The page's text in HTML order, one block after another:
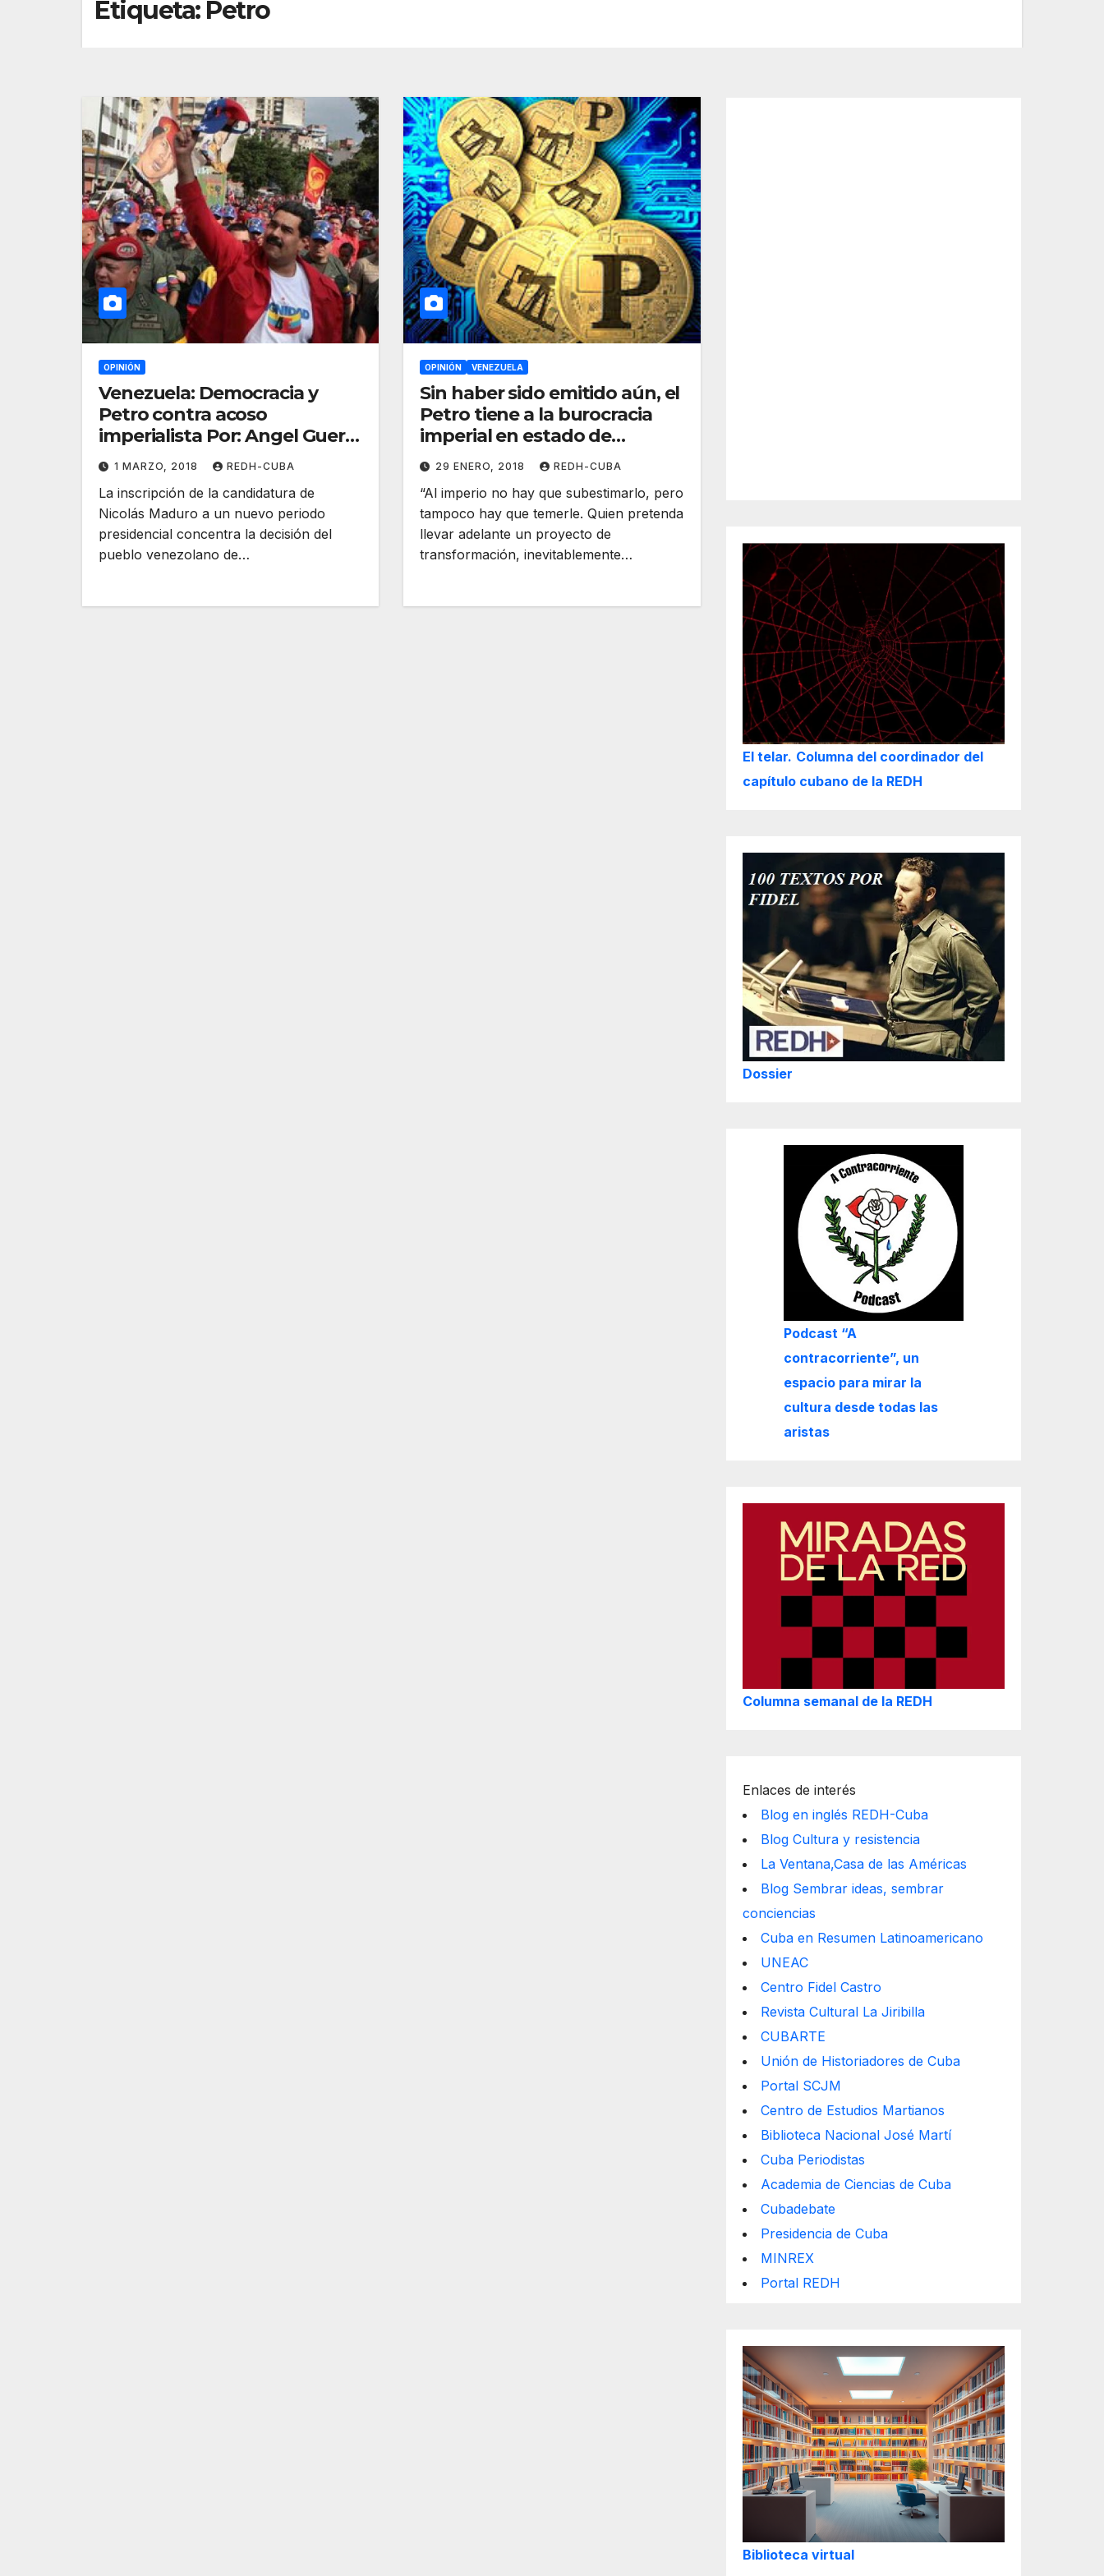
Etiqueta: Petro
OPINIÓN
Venezuela: Democracia y
Petro contra acoso
imperialista Por: Angel Guerra
Cabrera
1 MARZO, 2018 REDH-CUBA
La inscripción de la candidatura de
Nicolás Maduro a un nuevo periodo
presidencial concentra la decisión del
pueblo venezolano de…
OPINIÓN VENEZUELA
Sin haber sido emitido aún, el
Petro tiene a la burocracia
imperial en estado de
desesperación. Por Carlos E.
Lippo
29 ENERO, 2018 REDH-CUBA
“Al imperio no hay que subestimarlo, pero
tampoco hay que temerle. Quien pretenda
llevar adelante un proyecto de
transformación, inevitablemente…
El telar. Columna del coordinador del
capítulo cubano de la REDH
Dossier
Podcast “A
contracorriente”, un
espacio para mirar la
cultura desde todas las
aristas
Columna semanal de la REDH
Enlaces de interés
Blog en inglés REDH-Cuba
Blog Cultura y resistencia
La Ventana,Casa de las Américas
Blog Sembrar ideas, sembrar
conciencias
Cuba en Resumen Latinoamericano
UNEAC
Centro Fidel Castro
Revista Cultural La Jiribilla
CUBARTE
Unión de Historiadores de Cuba
Portal SCJM
Centro de Estudios Martianos
Biblioteca Nacional José Martí
Cuba Periodistas
Academia de Ciencias de Cuba
Cubadebate
Presidencia de Cuba
MINREX
Portal REDH
Biblioteca virtual